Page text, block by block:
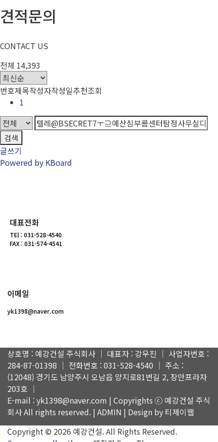
견적문의
CONTACT US
전체 14,393
번호제목작성자작성일추천조회
1
검색
글쓰기
Powered by KBoard
대표전화
TEl : 031-528-4540
FAX : 031-574-4541
이메일
yk1398@naver.com
상호명 : 예강건설 주식회사 │ 대표자 : 강우진 │ 사업자번호 :
284-87-01398 │ 전화번호 : 031-528-4540 │ 주소 :
(12048) 경기도 남양주시 오남읍 양지로81번길 2, 장안프라자
203호 │
E-mail : yk1398@naver.com | Copyrights ⓒ 예강건설 주식
회사 All rights reserved. | ADMIN | Design by 티제이웹
Copyright © 2026 예강건설. All Rights Reserved.